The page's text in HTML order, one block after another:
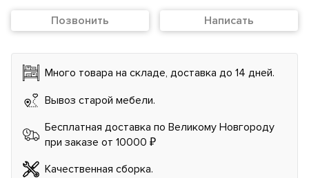
Позвонить Написать
Много товара на складе, доставка до 14 дней.
Вывоз старой мебели.
Бесплатная доставка по Великому Новгороду
при заказе от 10000 ₽
Качественная сборка.